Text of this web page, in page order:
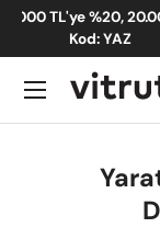
İçeriğe atla
Summer Sale
Ara
Menü